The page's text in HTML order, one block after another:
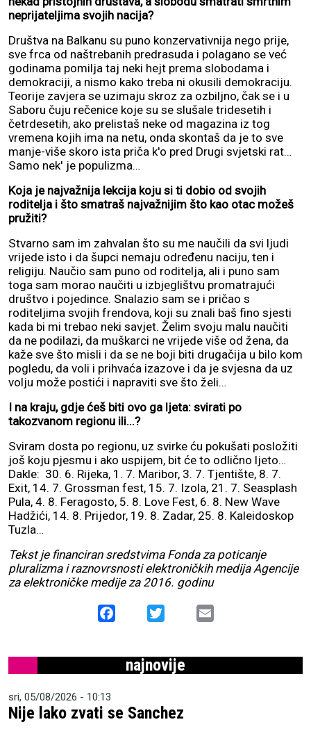
neprijateljima svojih nacija?
Društva na Balkanu su puno konzervativnija nego prije,
sve frca od naštrebanih predrasuda i polagano se već
godinama pomilja taj neki hejt prema slobodama i
demokraciji, a nismo kako treba ni okusili demokraciju.
Teorije zavjera se uzimaju skroz za ozbiljno, čak se i u
Saboru čuju rečenice koje su se slušale tridesetih i
četrdesetih, ako prelistaš neke od magazina iz tog
vremena kojih ima na netu, onda skontaš da je to sve
manje-više skoro ista priča k'o pred Drugi svjetski rat…
Samo nek' je populizma…
Koja je najvažnija lekcija koju si ti dobio od svojih
roditelja i što smatraš najvažnijim što kao otac možeš
pružiti?
Stvarno sam im zahvalan što su me naučili da svi ljudi
vrijede isto i da šupci nemaju određenu naciju, ten i
religiju. Naučio sam puno od roditelja, ali i puno sam
toga sam morao naučiti u izbjeglištvu promatrajući
društvo i pojedince. Snalazio sam se i pričao s
roditeljima svojih frendova, koji su znali baš fino sjesti
kada bi mi trebao neki savjet. Želim svoju malu naučiti
da ne podilazi, da muškarci ne vrijede više od žena, da
kaže sve što misli i da se ne boji biti drugačija u bilo kom
pogledu, da voli i prihvaća izazove i da je svjesna da uz
volju može postići i napraviti sve što želi…
I na kraju, gdje ćeš biti ovo ga ljeta: svirati po
takozvanom regionu ili...?
Sviram dosta po regionu, uz svirke ću pokušati posložiti
još koju pjesmu i ako uspijem, bit će to odlično ljeto…
Dakle: 30. 6. Rijeka, 1. 7. Maribor, 3. 7. Tjentište, 8. 7.
Exit, 14. 7. Grossman fest, 15. 7. Izola, 21. 7. Seasplash
Pula, 4. 8. Feragosto, 5. 8. Love Fest, 6. 8. New Wave
Hadžići, 14. 8. Prijedor, 19. 8. Zadar, 25. 8. Kaleidoskop
Tuzla…
Tekst je financiran sredstvima Fonda za poticanje
pluralizma i raznovrsnosti elektroničkih medija Agencije
za elektroničke medije za 2016. godinu
Facebook
najnovije
sri, 05/08/2026 - 10:13
Nije lako zvati se Sanchez